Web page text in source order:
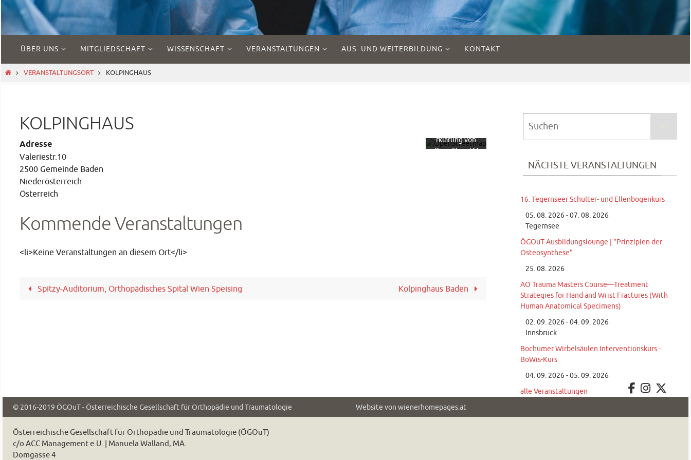
ÜBER UNS MITGLIEDSCHAFT WISSENSCHAFT VERANSTALTUNGEN AUS- UND WEITERBILDUNG KONTAKT
STARTVERANSTALTUNGSORT KOLPINGHAUS
KOLPINGHAUS
rklärung von
OpenStreetM
Adresse
Valeriestr.10
2500 Gemeinde Baden
Niederösterreich
Österreich
Kommende Veranstaltungen
<li>Keine Veranstaltungen an diesem Ort</li>
Spitzy-Auditorium, Orthopädisches Spital Wien Speising Kolpinghaus Baden
NÄCHSTE VERANSTALTUNGEN
16. Tegernseer Schulter- und Ellenbogenkurs
05. 08. 2026 - 07. 08. 2026
Tegernsee
ÖGOuT Ausbildungslounge | "Prinzipien der
Osteosynthese"
25. 08. 2026
AO Trauma Masters Course—Treatment
Strategies for Hand and Wrist Fractures (With
Human Anatomical Specimens)
02. 09. 2026 - 04. 09. 2026
Innsbruck
Bochumer Wirbelsäulen Interventionskurs -
BoWis-Kurs
04. 09. 2026 - 05. 09. 2026
alle Veranstaltungen
© 2016-2019 ÖGOuT - Österreichische Gesellschaft für Orthopädie und Traumatologie Website von wienerhomepages.at
Österreichische Gesellschaft für Orthopädie und Traumatologie (ÖGOuT)
c/o ACC Management e.U. | Manuela Walland, MA.
Domgasse 4